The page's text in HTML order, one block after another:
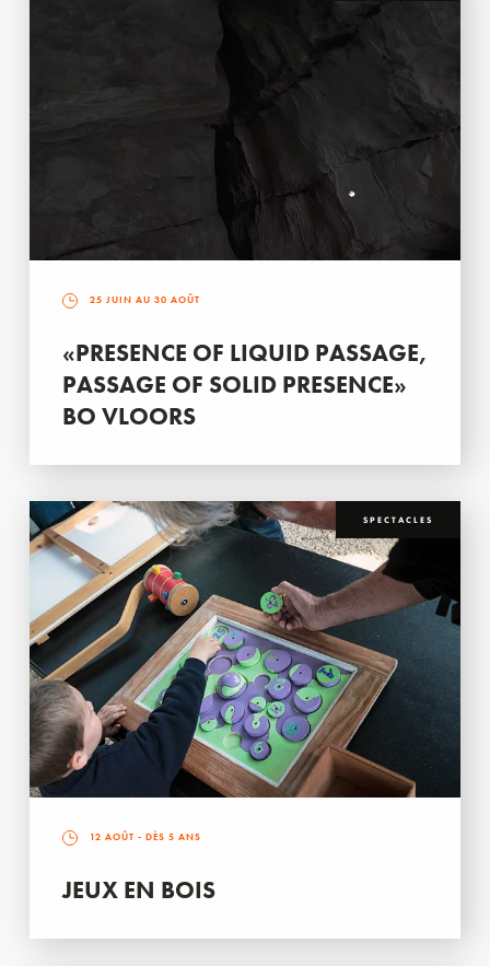
25 JUIN AU 30 AOÛT
«PRESENCE OF LIQUID PASSAGE,
PASSAGE OF SOLID PRESENCE»
BO VLOORS
SPECTACLES
12 AOÛT - DÈS 5 ANS
JEUX EN BOIS